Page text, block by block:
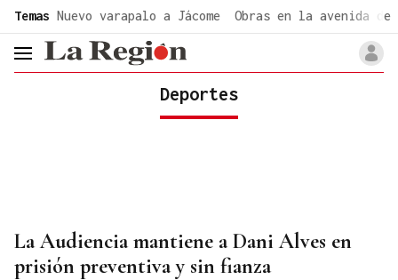
Temas Nuevo varapalo a Jácome Obras en la avenida de
header.menu.open
Deportes
La Audiencia mantiene a Dani Alves en
prisión preventiva y sin fianza